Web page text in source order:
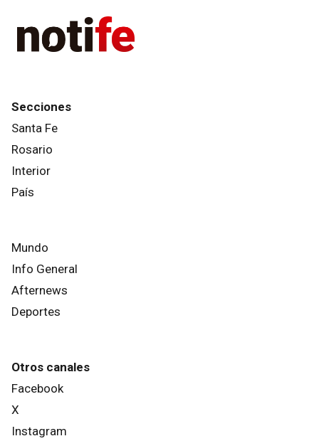
Secciones
Santa Fe
Rosario
Interior
País
Mundo
Info General
Afternews
Deportes
Otros canales
Facebook
X
Instagram